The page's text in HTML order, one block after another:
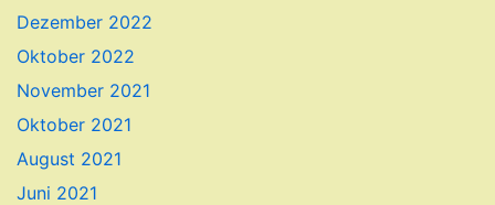
Dezember 2022
Oktober 2022
November 2021
Oktober 2021
August 2021
Juni 2021